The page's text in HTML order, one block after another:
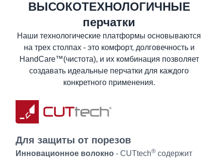
Паспорт безопасности материала
Спецификация
Памятка по уходу за изделиями
Информация для пользователя
ВЫСОКОТЕХНОЛОГИЧНЫЕ
перчатки
Наши технологические платформы основываются
на трех столпах - это комфорт, долговечность и
HandCare™(чистота), и их комбинация позволяет
создавать идеальные перчатки для каждого
конкретного применения.
Для защиты от порезов
Инновационное волокно - CUTtech® содержит